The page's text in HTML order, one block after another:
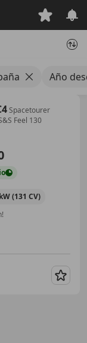
Año
Spacetourer
Feel 130
(131 CV)